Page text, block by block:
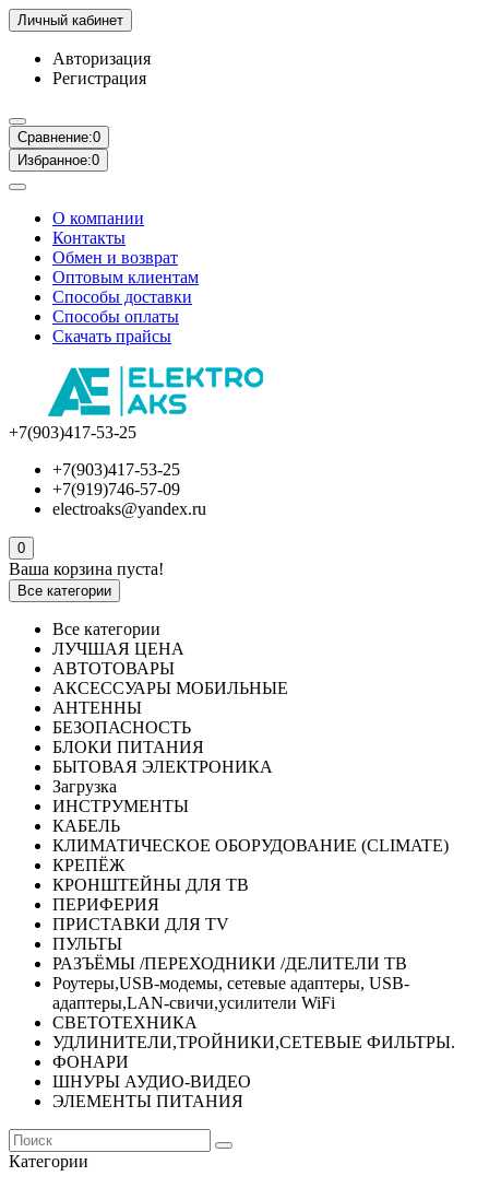
Личный кабинет
Авторизация
Регистрация
Сравнение:0
Избранное:0
О компании
Контакты
Обмен и возврат
Оптовым клиентам
Способы доставки
Способы оплаты
Скачать прайсы
+7(903)417-53-25
+7(903)417-53-25
+7(919)746-57-09
electroaks@yandex.ru
0
Ваша корзина пуста!
Все категории
Все категории
ЛУЧШАЯ ЦЕНА
АВТОТОВАРЫ
АКСЕССУАРЫ МОБИЛЬНЫЕ
АНТЕННЫ
БЕЗОПАСНОСТЬ
БЛОКИ ПИТАНИЯ
БЫТОВАЯ ЭЛЕКТРОНИКА
Загрузка
ИНСТРУМЕНТЫ
КАБЕЛЬ
КЛИМАТИЧЕСКОЕ ОБОРУДОВАНИЕ (CLIMATE)
КРЕПЁЖ
КРОНШТЕЙНЫ ДЛЯ ТВ
ПЕРИФЕРИЯ
ПРИСТАВКИ ДЛЯ TV
ПУЛЬТЫ
РАЗЪЁМЫ /ПЕРЕХОДНИКИ /ДЕЛИТЕЛИ ТВ
Роутеры,USB-модемы, сетевые адаптеры, USB-
адаптеры,LAN-свичи,усилители WiFi
СВЕТОТЕХНИКА
УДЛИНИТЕЛИ,ТРОЙНИКИ,СЕТЕВЫЕ ФИЛЬТРЫ.
ФОНАРИ
ШНУРЫ АУДИО-ВИДЕО
ЭЛЕМЕНТЫ ПИТАНИЯ
Категории